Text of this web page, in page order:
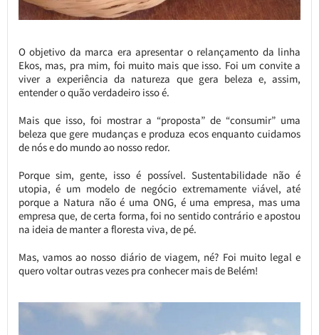
O objetivo da marca era apresentar o relançamento da linha
Ekos, mas, pra mim, foi muito mais que isso. Foi um convite a
viver a experiência da natureza que gera beleza e, assim,
entender o quão verdadeiro isso é.
Mais que isso, foi mostrar a “proposta” de “consumir” uma
beleza que gere mudanças e produza ecos enquanto cuidamos
de nós e do mundo ao nosso redor.
Porque sim, gente, isso é possível. Sustentabilidade não é
utopia, é um modelo de negócio extremamente viável, até
porque a Natura não é uma ONG, é uma empresa, mas uma
empresa que, de certa forma, foi no sentido contrário e apostou
na ideia de manter a floresta viva, de pé.
Mas, vamos ao nosso diário de viagem, né? Foi muito legal e
quero voltar outras vezes pra conhecer mais de Belém!